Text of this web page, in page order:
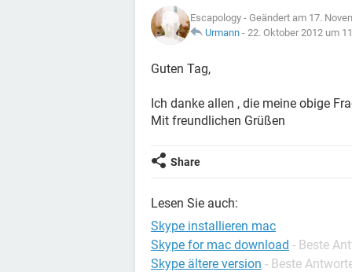
Escapology - Geändert am 17.
Urmann - 22. Oktober 2012 um
Guten Tag,
Ich danke allen , die meine obige
Mit freundlichen Grüßen
Share
Lesen Sie auch:
Skype installieren mac
Skype for mac download - Beste
Skype ältere version - Beste